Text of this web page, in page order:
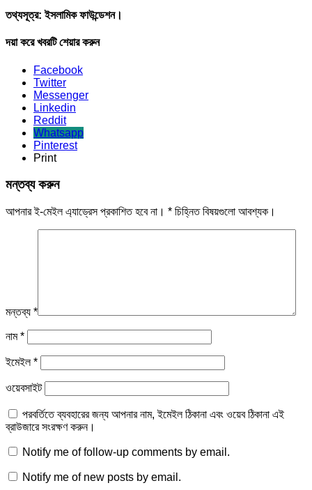
তথ্যসূত্র: ইসলামিক ফাউন্ডেশন।
দয়া করে খবরটি শেয়ার করুন
Facebook
Twitter
Messenger
Linkedin
Reddit
Whatsapp
Pinterest
Print
মন্তব্য করুন
আপনার ই-মেইল এ্যাড্রেস প্রকাশিত হবে না। * চিহ্নিত বিষয়গুলো আবশ্যক।
মন্তব্য *
নাম*
ইমেইল*
ওয়েবসাইট
পরবর্তিতে ব্যবহারের জন্য আপনার নাম, ইমেইল ঠিকানা এবং ওয়েব ঠিকানা এই
ব্রাউজারে সংরক্ষণ করুন।
Notify me of follow-up comments by email.
Notify me of new posts by email.